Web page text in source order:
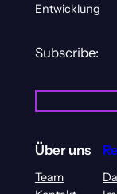
Entwicklung
Subscribe:
Über uns
Team